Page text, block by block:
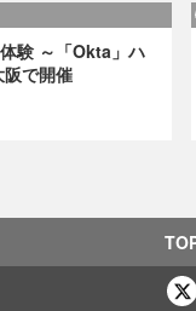
験 ～「Okta」ハ
で開催